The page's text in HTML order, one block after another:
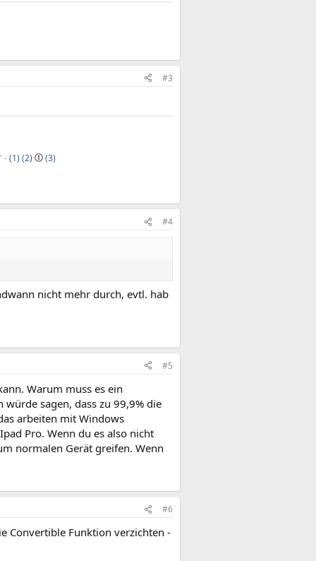
#3
-(1) (2) (3)
#4
nicht mehr durch, evtl. hab
#5
Warum muss es ein
würde sagen, dass zu 99,9% die
arbeiten mit Windows
Pro. Wenn du es also nicht
normalen Gerät greifen. Wenn
#6
Convertible Funktion verzichten -